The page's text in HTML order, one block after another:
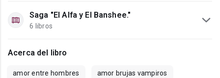
Saga "El Alfa y El Banshee."
6 libros
Acerca del libro
amor entre hombres amor brujas vampiros